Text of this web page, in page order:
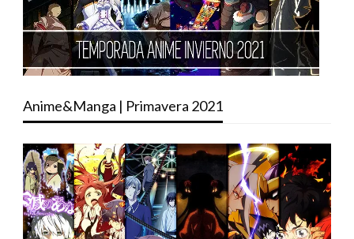
Anime&Manga | Primavera 2021